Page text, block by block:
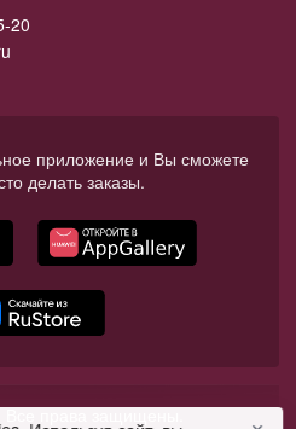
20
приложение и Вы сможете
делать заказы.
Все права защищены.